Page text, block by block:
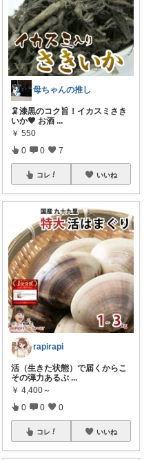
母ちゃんの推し
🦑漆黒のコク旨！イカスミさき
いか🖤 お酒 ...
￥ 550
0 0 7
コレ いいね
rapirapi
活（生きた状態）で届くからこ
その弾力あるぷ ...
￥ 4,400～
0 0 0
コレ いいね